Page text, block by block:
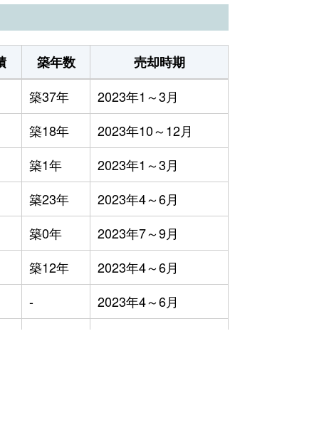
築年数
売却時期
築37年
2023年1～3月
築18年
2023年10～12月
築1年
2023年1～3月
築23年
2023年4～6月
築0年
2023年7～9月
築12年
2023年4～6月
-
2023年4～6月